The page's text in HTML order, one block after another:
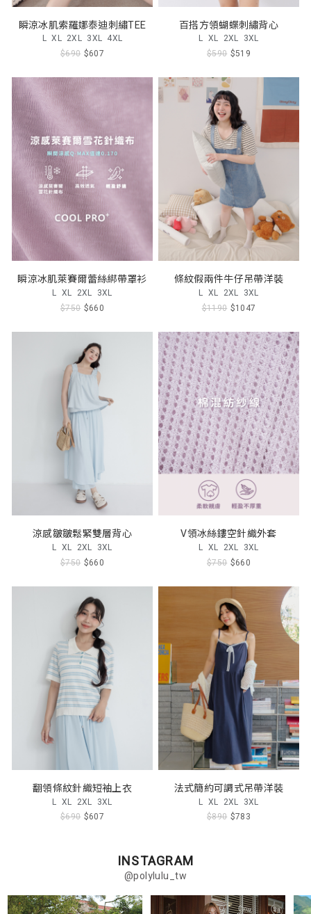
瞬涼冰肌索羅娜泰迪刺繡TEE
L XL 2XL 3XL 4XL
$690 $607
百搭方領蝴蝶刺繡背心
L XL 2XL 3XL
$590 $519
瞬涼冰肌萊賽爾蕾絲綁帶罩衫
L XL 2XL 3XL
$750 $660
條紋假兩件牛仔吊帶洋裝
L XL 2XL 3XL
$1190 $1047
涼感皺皺鬆緊雙層背心
L XL 2XL 3XL
$750 $660
V領冰絲鏤空針織外套
L XL 2XL 3XL
$750 $660
翻領條紋針織短袖上衣
L XL 2XL 3XL
$690 $607
法式簡約可調式吊帶洋裝
L XL 2XL 3XL
$890 $783
INSTAGRAM
@polylulu_tw